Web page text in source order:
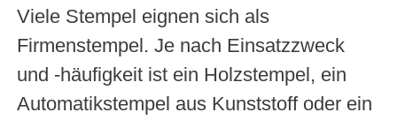
Viele Stempel eignen sich als
Firmenstempel. Je nach Einsatzzweck
und -häufigkeit ist ein Holzstempel, ein
Automatikstempel aus Kunststoff oder ein